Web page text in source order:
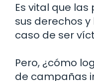
Es vital que
sus derechos
caso de ser
Pero, ¿cómo
de campañas